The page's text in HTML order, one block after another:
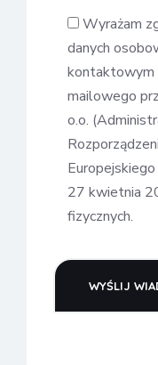
Wyrażam
danych
kontaktowym
mailowego
o.o.
27 kwietnia
fizycznych.
WYŚLIJ